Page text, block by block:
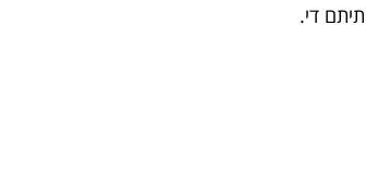
די.